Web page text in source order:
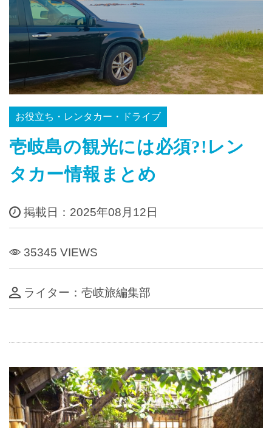
お役立ち・レンタカー・ドライブ
壱岐島の観光には必須?!レン
タカー情報まとめ
掲載日：2025年08月12日
35345 VIEWS
ライター：壱岐旅編集部